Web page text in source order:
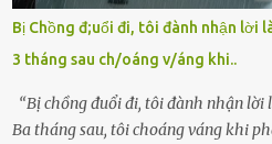
mê man sau sinh, hoàn toàn không
Thiếu úy Nguyễn Thị Mai, một nữ
tình cờ chứng kiến giây phút bé bị
hỏn, bàn tay bé xíu co quắp, ...
Bị Chồng đ;uổi đi, tôi đành nhận lời
3 tháng sau ch/oáng v/áng khi..
“Bị chồng đuổi đi, tôi đành nhận lời
Ba tháng sau, tôi choáng váng khi